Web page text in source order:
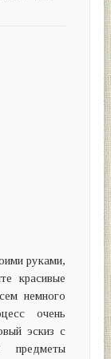
руками,
красивые
немного
очень
эскиз с
предметы